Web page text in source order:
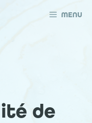
MENU
de